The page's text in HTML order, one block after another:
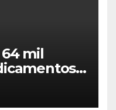
mil